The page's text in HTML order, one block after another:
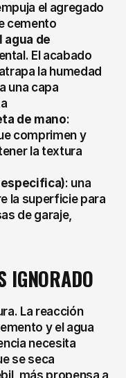
el agregado
cemento
agua de
El acabado
la humedad
una capa
de mano:
comprimen y
la textura
: una
la superficie para
de garaje,
IGNORADO
La reacción
y el agua
necesita
se seca
más propensa a